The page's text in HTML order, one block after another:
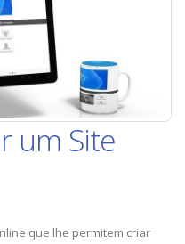
um Site
que lhe permitem criar